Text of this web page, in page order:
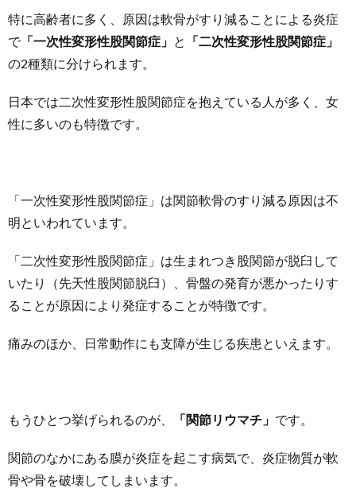
特に高齢者に多く、原因は軟骨がすり減ることによる炎症
で「一次性変形性股関節症」 と
「二次性変形性股関節症」
の2種類に分けられます。
日本では二次性変形性股関節症を抱えている人が多く、女
性に多いのも特徴です。
「一次性変形性股関節症」は関節軟骨のすり減る原因は不
明といわれています。
「二次性変形性股関節症」は生まれつき股関節が脱臼して
いたり（先天性股関節脱臼）、骨盤の発育が悪かったりす
ることが原因により発症することが特徴です。
痛みのほか、日常動作にも支障が生じる疾患といえます。
もうひとつ挙げられるのが、 「関節リウマチ」 です。
関節のなかにある膜が炎症を起こす病気で、炎症物質が軟
骨や骨を破壊してしまいます。